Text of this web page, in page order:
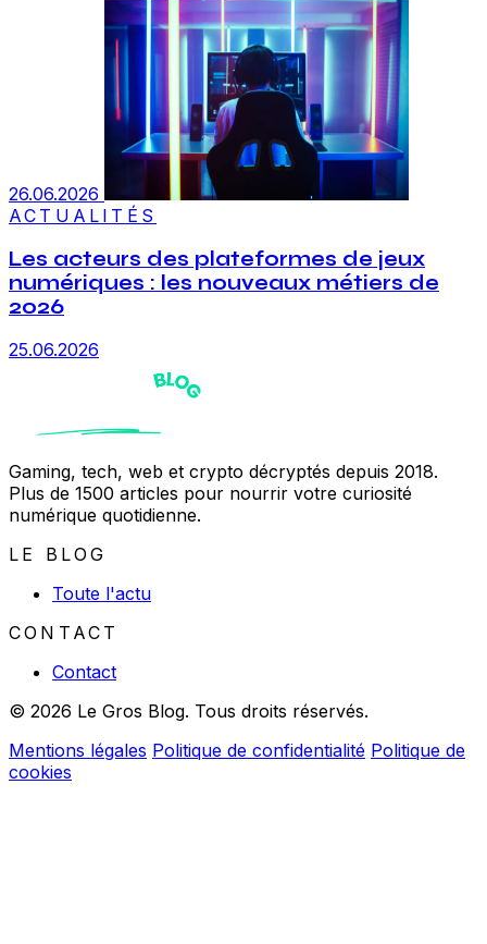
26.06.2026
ACTUALITÉS
Les acteurs des plateformes de jeux
numériques : les nouveaux métiers de
2026
25.06.2026
Gaming, tech, web et crypto décryptés depuis 2018.
Plus de 1500 articles pour nourrir votre curiosité
numérique quotidienne.
LE BLOG
Toute l'actu
CONTACT
Contact
© 2026 Le Gros Blog. Tous droits réservés.
Mentions légales Politique de confidentialité Politique de
cookies